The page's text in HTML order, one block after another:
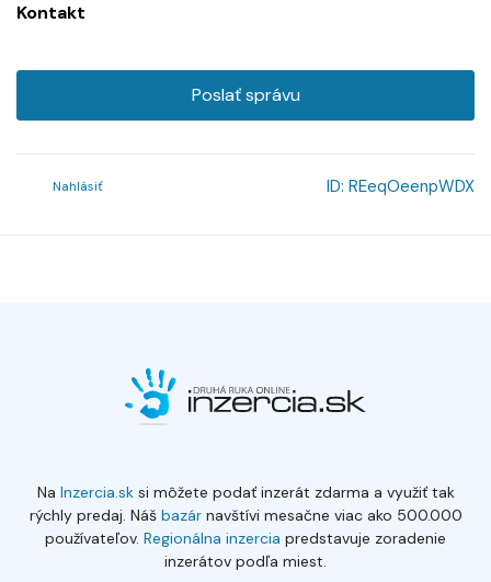
Kontakt
Poslať správu
Nahlásiť ID: REeqOeenpWDX
Na Inzercia.sksi môžete podať inzerát zdarma a využiť tak
rýchly predaj. Náš bazárnavštívi mesačne viac ako 500.000
používateľov. Regionálna inzercia predstavuje zoradenie
inzerátov podľa miest.